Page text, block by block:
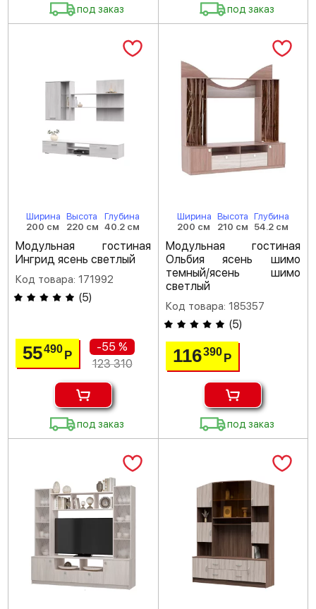
под заказ под заказ
Ширина
200 см
Высота
220 см
Глубина
40.2 см
Модульная гостиная
Ингрид ясень светлый
Код товара: 171992
(5)
55490Р
-55 %
123 310
под заказ
Ширина
200 см
Высота
210 см
Глубина
54.2 см
Модульная гостиная
Ольбия ясень шимо
темный/ясень шимо
светлый
Код товара: 185357
(5)
116390 Р
под заказ